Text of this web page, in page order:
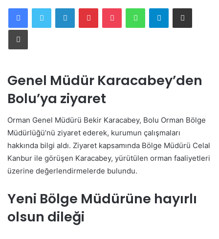
göndermek
FacebookTwitter LinkedIn PinterestPocket WhatsAppTelegram
Yazdır
Genel Müdür Karacabey’den
Bolu’ya ziyaret
Orman Genel Müdürü Bekir Karacabey, Bolu Orman Bölge
Müdürlüğü’nü ziyaret ederek, kurumun çalışmaları
hakkında bilgi aldı. Ziyaret kapsamında Bölge Müdürü Celal
Kanbur ile görüşen Karacabey, yürütülen orman faaliyetleri
üzerine değerlendirmelerde bulundu.
Yeni Bölge Müdürüne hayırlı
olsun dileği